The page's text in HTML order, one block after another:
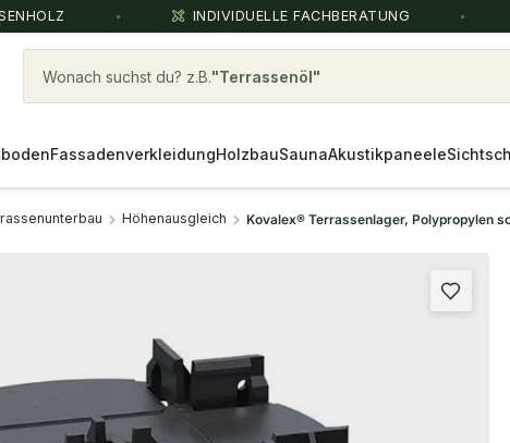
INDIVIDUELLE FACHBERATUNG
Wonach suchst du? z.B. kebony
FassadenverkleidungHolzbauSaunaAkustikpaneele
Höhenausgleich Kovalex® Terrassenlager, Polypropylen